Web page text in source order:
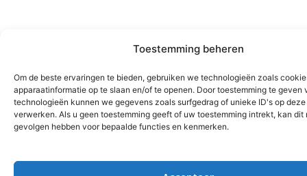
Toestemming beheren
Om de beste ervaringen te bieden, gebruiken we technologieën zoals
apparaatinformatie op te slaan en/of te openen. Door toestemming te geven
technologieën kunnen we gegevens zoals surfgedrag of unieke ID's op
verwerken. Als u geen toestemming geeft of uw toestemming intrekt, kan dit
gevolgen hebben voor bepaalde functies en kenmerken.